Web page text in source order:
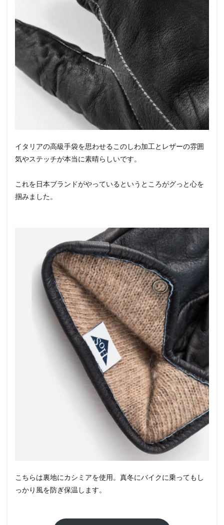
イタリアの高級手袋を思わせるこのしわ加工とレザーの雰囲
気やステッチが本当に素晴らしいです。
これを日本ブランドがやっているというところがグっと心を
掴みました。
こちらは裏地にカシミアを使用。真冬にバイクに乗ってもし
っかり風を防ぎ保温します。